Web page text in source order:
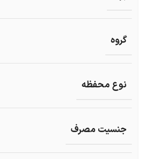
گروه
نوع محفظه
جنسیت مصرف